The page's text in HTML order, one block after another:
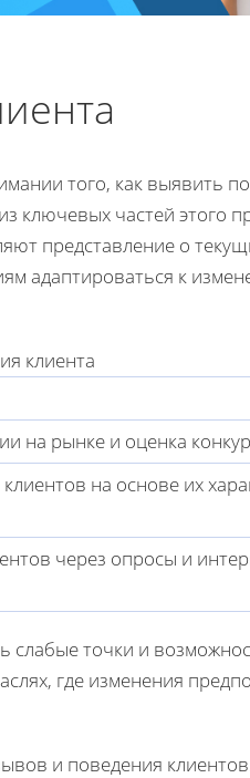
того, как выявить
частей этого
представление о
адаптироваться к
клиента
на рынке и оценка
на основе их
через опросы и
точки и
где изменения
и поведения